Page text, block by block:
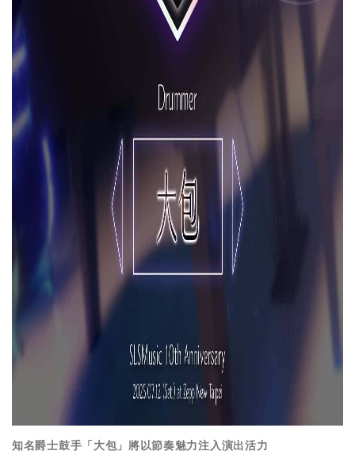
知名爵士鼓手「大包」將以節奏魅力注入演出活力